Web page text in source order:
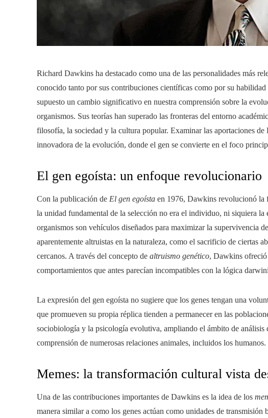
Richard Dawkins ha destacado como una de las personalidades más
conocido tanto por sus contribuciones científicas como por su
supuesto un cambio significativo en nuestra comprensión sobre la
organismos. Sus teorías han superado las fronteras del entorno
filosofía, la sociedad y la cultura popular. Examinar las aportaciones
innovadora de la evolución, donde el gen se convierte en el foco
El gen egoísta: un enfoque revolucionario
Con la publicación de El gen egoísta en 1976, Dawkins revolucionó la
la unidad fundamental de la selección no era el individuo, ni siquiera la
organismos son vehículos diseñados para maximizar la supervivencia
aparentemente altruistas en la naturaleza, como el sacrificio de ciertas
cercanos. A través del concepto de altruismo genético, Dawkins ofreció
comportamientos que antes parecían incompatibles con la lógica
La expresión del gen egoísta no sugiere que los genes tengan una
que promueven su propia réplica tienden a permanecer en las
sociobiología y la psicología evolutiva, ampliando el ámbito de
comprensión de numerosas relaciones animales, incluidos los humanos.
Memes: la transformación cultural vista
Una de las contribuciones importantes de Dawkins es la idea de los
manera similar a como los genes actúan como unidades de